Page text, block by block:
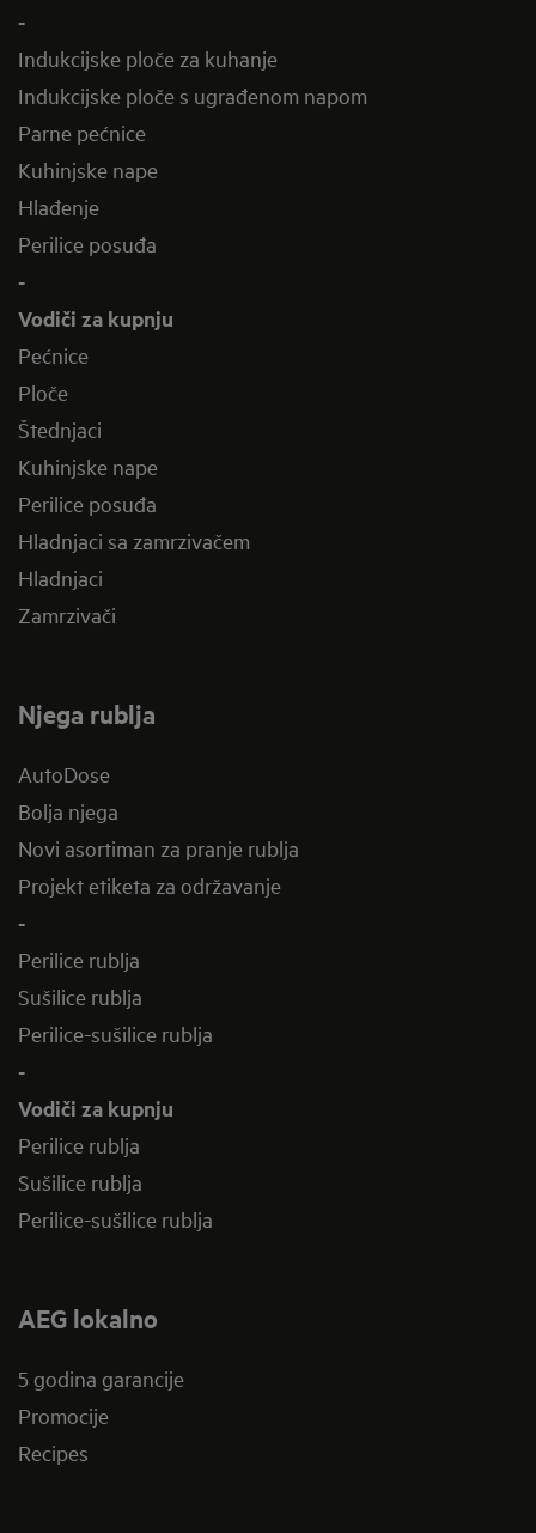
-
Indukcijske ploče za kuhanje
Indukcijske ploče s ugrađenom napom
Parne pećnice
Kuhinjske nape
Hlađenje
Perilice posuđa
-
Vodiči za kupnju
Pećnice
Ploče
Štednjaci
Kuhinjske nape
Perilice posuđa
Hladnjaci sa zamrzivačem
Hladnjaci
Zamrzivači
Njega rublja
AutoDose
Bolja njega
Novi asortiman za pranje rublja
Projekt etiketa za održavanje
-
Perilice rublja
Sušilice rublja
Perilice-sušilice rublja
-
Vodiči za kupnju
Perilice rublja
Sušilice rublja
Perilice-sušilice rublja
AEG lokalno
5 godina garancije
Promocije
Recipes